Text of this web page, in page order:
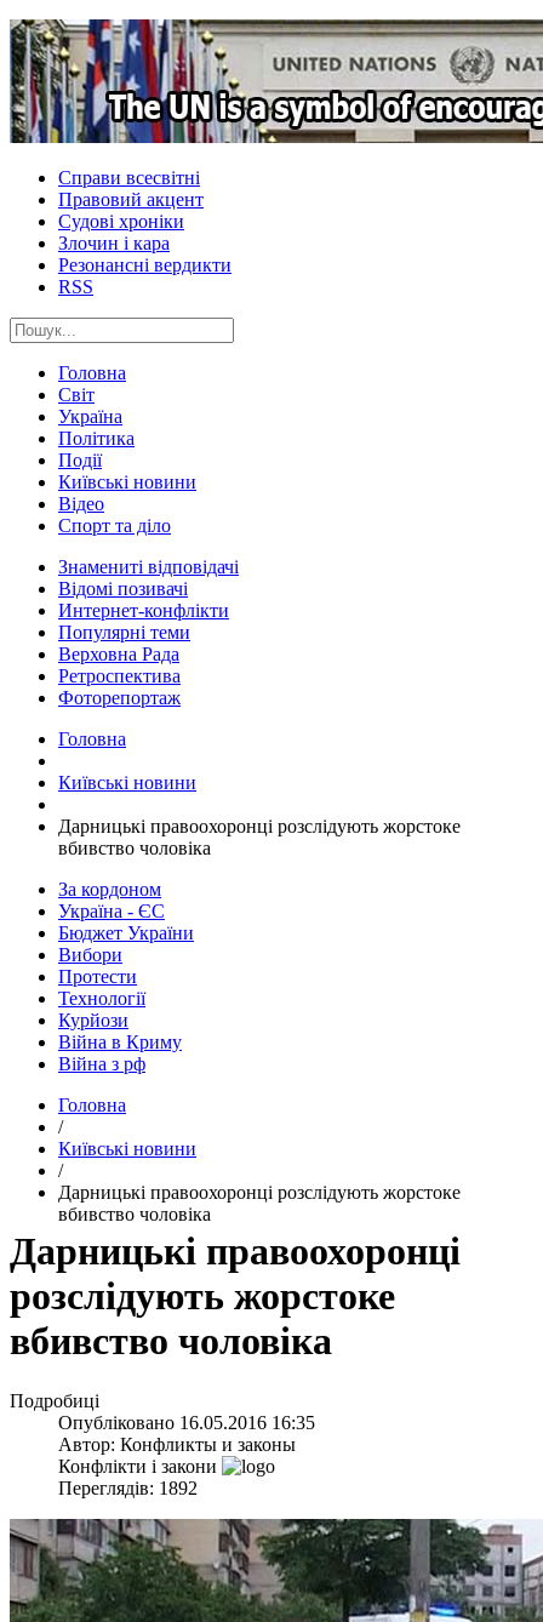
Справи всесвітні
Правовий акцент
Судові хроніки
Злочин і кара
Резонансні вердикти
RSS
Головна
Світ
Україна
Політика
Події
Київські новини
Відео
Спорт та діло
Знамениті відповідачі
Відомі позивачі
Интернет-конфлікти
Популярні теми
Верховна Рада
Ретроспектива
Фоторепортаж
Головна
Київські новини
Дарницькі правоохоронці розслідують жорстоке
вбивство чоловіка
За кордоном
Україна - ЄС
Бюджет України
Вибори
Протести
Технології
Курйози
Війна в Криму
Війна з рф
Головна
/
Київські новини
/
Дарницькі правоохоронці розслідують жорстоке
вбивство чоловіка
Дарницькі правоохоронці
розслідують жорстоке
вбивство чоловіка
Подробиці
Опубліковано 16.05.2016 16:35
Автор: Конфликты и законы
Конфлікти і закони
Переглядів: 1892